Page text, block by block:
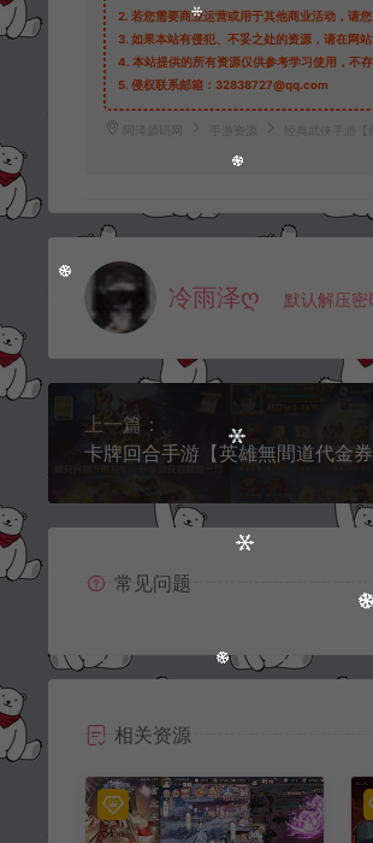
2. 若您需要商业运营或用于其他商业活动，请您
3. 如果本站有侵犯、不妥之处的资源，请在网
4. 本站提供的所有资源仅供参考学习使用，不
5. 侵权联系邮箱：32838727@qq.com
阿泽源码网 手游资源 经典武侠手游
冷雨泽ღ 默认解压密
上一篇：
常见问题
相关资源